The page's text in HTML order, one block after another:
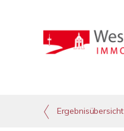
Ergebnisübersicht